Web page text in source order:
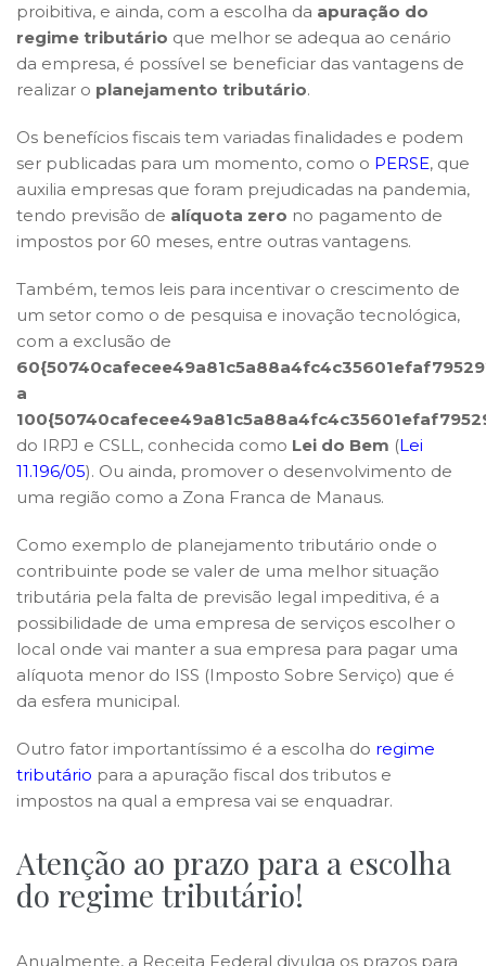
proibitiva, e ainda, com a escolha da apuração do
regime tributário que melhor se adequa ao cenário
da empresa, é possível se beneficiar das vantagens de
realizar o planejamento tributário.
Os benefícios fiscais tem variadas finalidades e podem
ser publicadas para um momento, como o PERSE, que
auxilia empresas que foram prejudicadas na pandemia,
tendo previsão de alíquota zero no pagamento de
impostos por 60 meses, entre outras vantagens.
Também, temos leis para incentivar o crescimento de
um setor como o de pesquisa e inovação tecnológica,
com a exclusão de
a
do IRPJ e CSLL, conhecida como Lei do Bem (Lei
11.196/05). Ou ainda, promover o desenvolvimento de
uma região como a Zona Franca de Manaus.
Como exemplo de planejamento tributário onde o
contribuinte pode se valer de uma melhor situação
tributária pela falta de previsão legal impeditiva, é a
possibilidade de uma empresa de serviços escolher o
local onde vai manter a sua empresa para pagar uma
alíquota menor do ISS (Imposto Sobre Serviço) que é
da esfera municipal.
Outro fator importantíssimo é a escolha do regime
tributário para a apuração fiscal dos tributos e
impostos na qual a empresa vai se enquadrar.
Atenção ao prazo para a escolha
do regime tributário!
Anualmente, a Receita Federal divulga os prazos para